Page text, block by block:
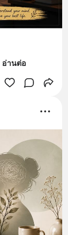
อ่านต่อ